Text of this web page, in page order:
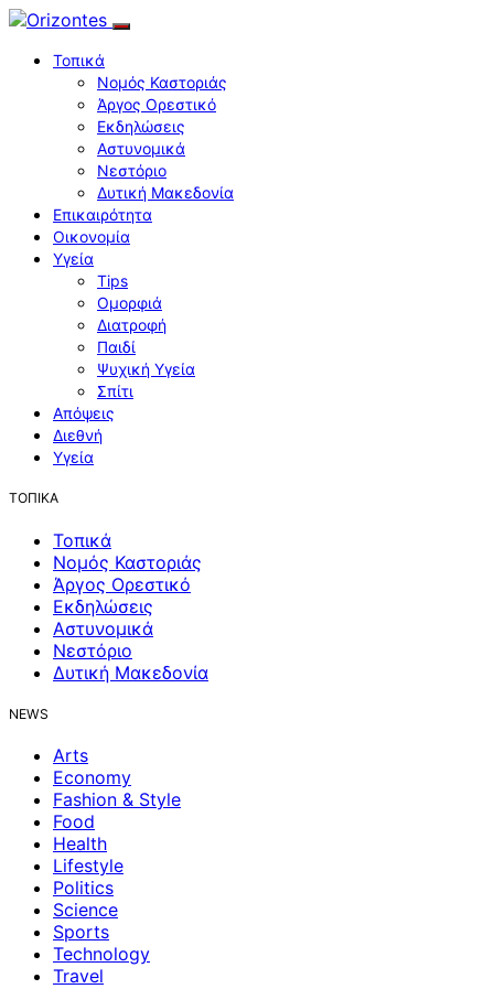
Τοπικά
Νομός Καστοριάς
Άργος Ορεστικό
Εκδηλώσεις
Αστυνομικά
Νεστόριο
Δυτική Μακεδονία
Επικαιρότητα
Οικονομία
Υγεία
Tips
Ομορφιά
Διατροφή
Παιδί
Ψυχική Υγεία
Σπίτι
Απόψεις
Διεθνή
Υγεία
ΤΟΠΙΚΑ
Τοπικά
Νομός Καστοριάς
Άργος Ορεστικό
Εκδηλώσεις
Αστυνομικά
Νεστόριο
Δυτική Μακεδονία
NEWS
Arts
Economy
Fashion & Style
Food
Health
Lifestyle
Politics
Science
Sports
Technology
Travel